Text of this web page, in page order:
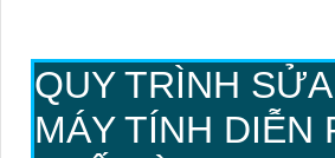
QUY TRÌNH
MÁY TÍNH DIỄN